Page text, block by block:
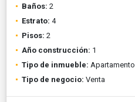
Baños: 2
Estrato: 4
Pisos: 2
Año construcción: 1
Tipo de inmueble: Apartamento
Tipo de negocio: Venta